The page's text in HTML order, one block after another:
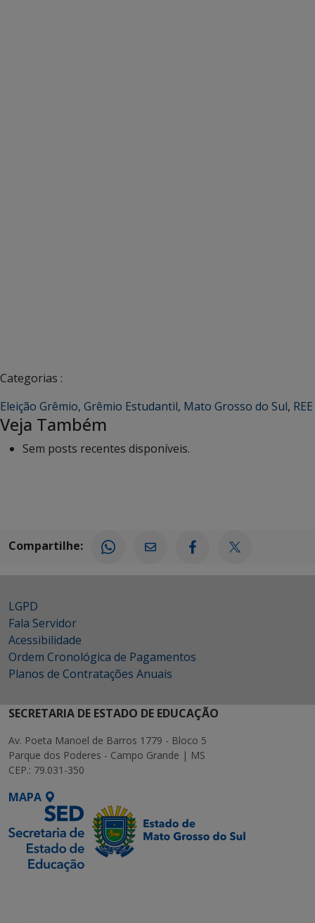
Categorias :
Eleição Grêmio, Grêmio Estudantil, Mato Grosso do Sul, REE
Veja Também
Sem posts recentes disponíveis.
Compartilhe:
LGPD
Fala Servidor
Acessibilidade
Ordem Cronológica de Pagamentos
Planos de Contratações Anuais
SECRETARIA DE ESTADO DE EDUCAÇÃO
Av. Poeta Manoel de Barros 1779 - Bloco 5
Parque dos Poderes - Campo Grande | MS
CEP.: 79.031-350
MAPA